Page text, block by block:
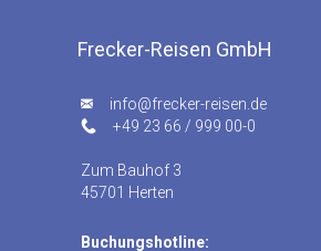
Frecker-Reisen GmbH
ed.nesier-rekcerf@ofni
+49 23 66 / 999 00-0
Zum Bauhof 3
45701 Herten
Buchungshotline: